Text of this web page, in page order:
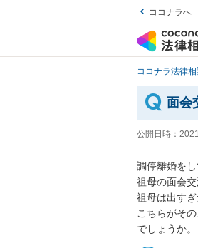
ココナラへ
ココナラ法律相
面会
公開日時：
調停離婚を
祖母の面会
祖母は出す
こちらがそ
でしょうか。